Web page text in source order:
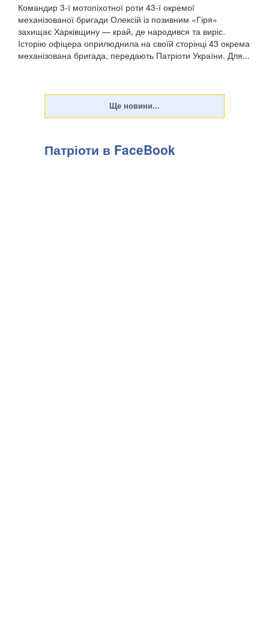
Командир 3-ї мотопіхотної роти 43-ї окремої
механізованої бригади Олексій із позивним «Гіря»
захищає Харківщину — край, де народився та виріс.
Історію офіцера оприлюднила на своїй сторінці 43 окрема
механізована бригада, передають Патріоти України. Для...
Патріоти в FaceBook